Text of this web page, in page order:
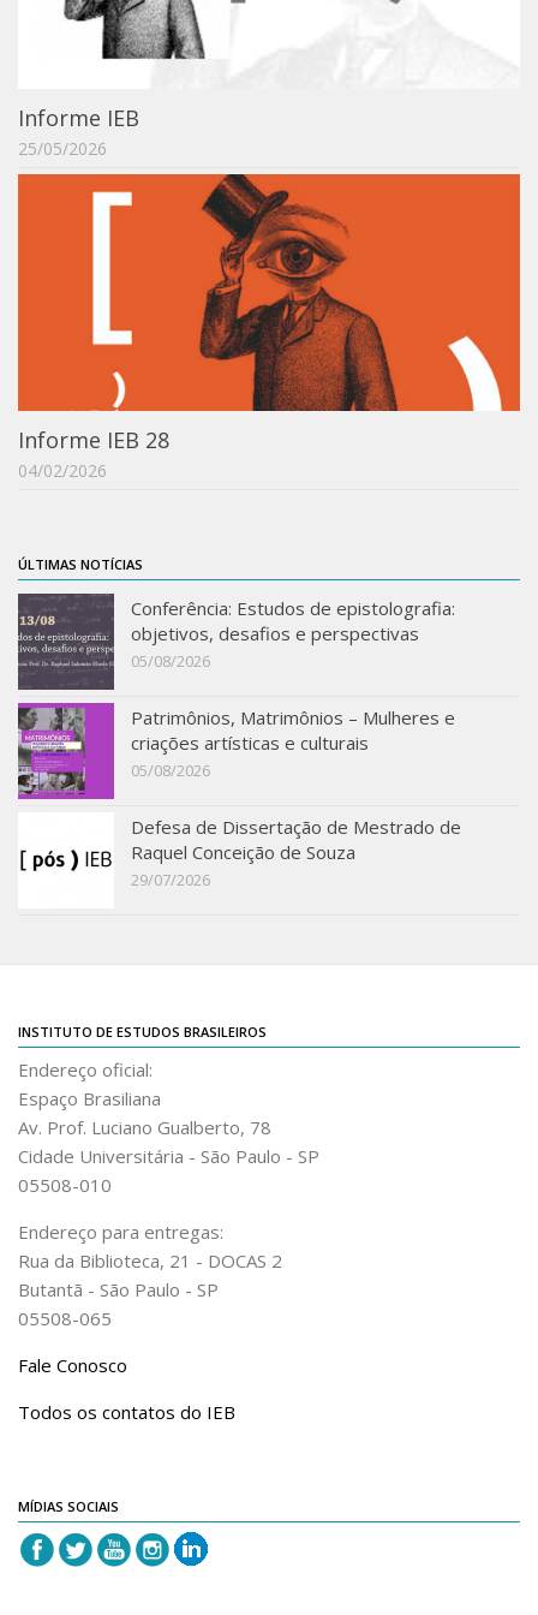
ProgramaUSP 60+
Sobre a Pós
Ingresso – Processo Seletivo
Formulários – Requerimentos
Auxílio Financeiro
Exame de Qualificação
Depósito da Dissertação
Dissertação Corrigida
Orientadores
Credenciamento / Recredenciamento de Orientador
Credenciamento / Recredenciamento de Disciplina
Notícias da Pós
Aluno Especial
Dissertações Defendidas
Disciplinas de Pós-Graduação
1° semestre
IEB Virtual
Podcast
IEBinário
IEB Minecraft
Hackathon e Edit-a-thon
Xilogoritmo
Slam de Corda
Wikimedia e Wikidata
Núcleos de Atividades
Notícias
Informe IEB
25/05/2026
Informe IEB 28
04/02/2026
ÚLTIMAS NOTÍCIAS
Conferência: Estudos de epistolografia:
objetivos, desafios e perspectivas
05/08/2026
Patrimônios, Matrimônios – Mulheres e
criações artísticas e culturais
05/08/2026
Defesa de Dissertação de Mestrado de
Raquel Conceição de Souza
29/07/2026
INSTITUTO DE ESTUDOS BRASILEIROS
Endereço oficial:
Espaço Brasiliana
Av. Prof. Luciano Gualberto, 78
Cidade Universitária - São Paulo - SP
05508-010
Endereço para entregas:
Rua da Biblioteca, 21 - DOCAS 2
Butantã - São Paulo - SP
05508-065
Fale Conosco
Todos os contatos do IEB
MÍDIAS SOCIAIS